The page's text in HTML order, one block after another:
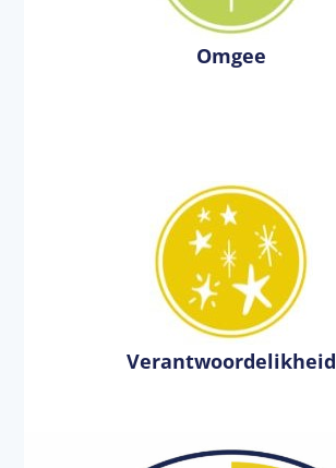
Omgee
Verantwoordelikheid